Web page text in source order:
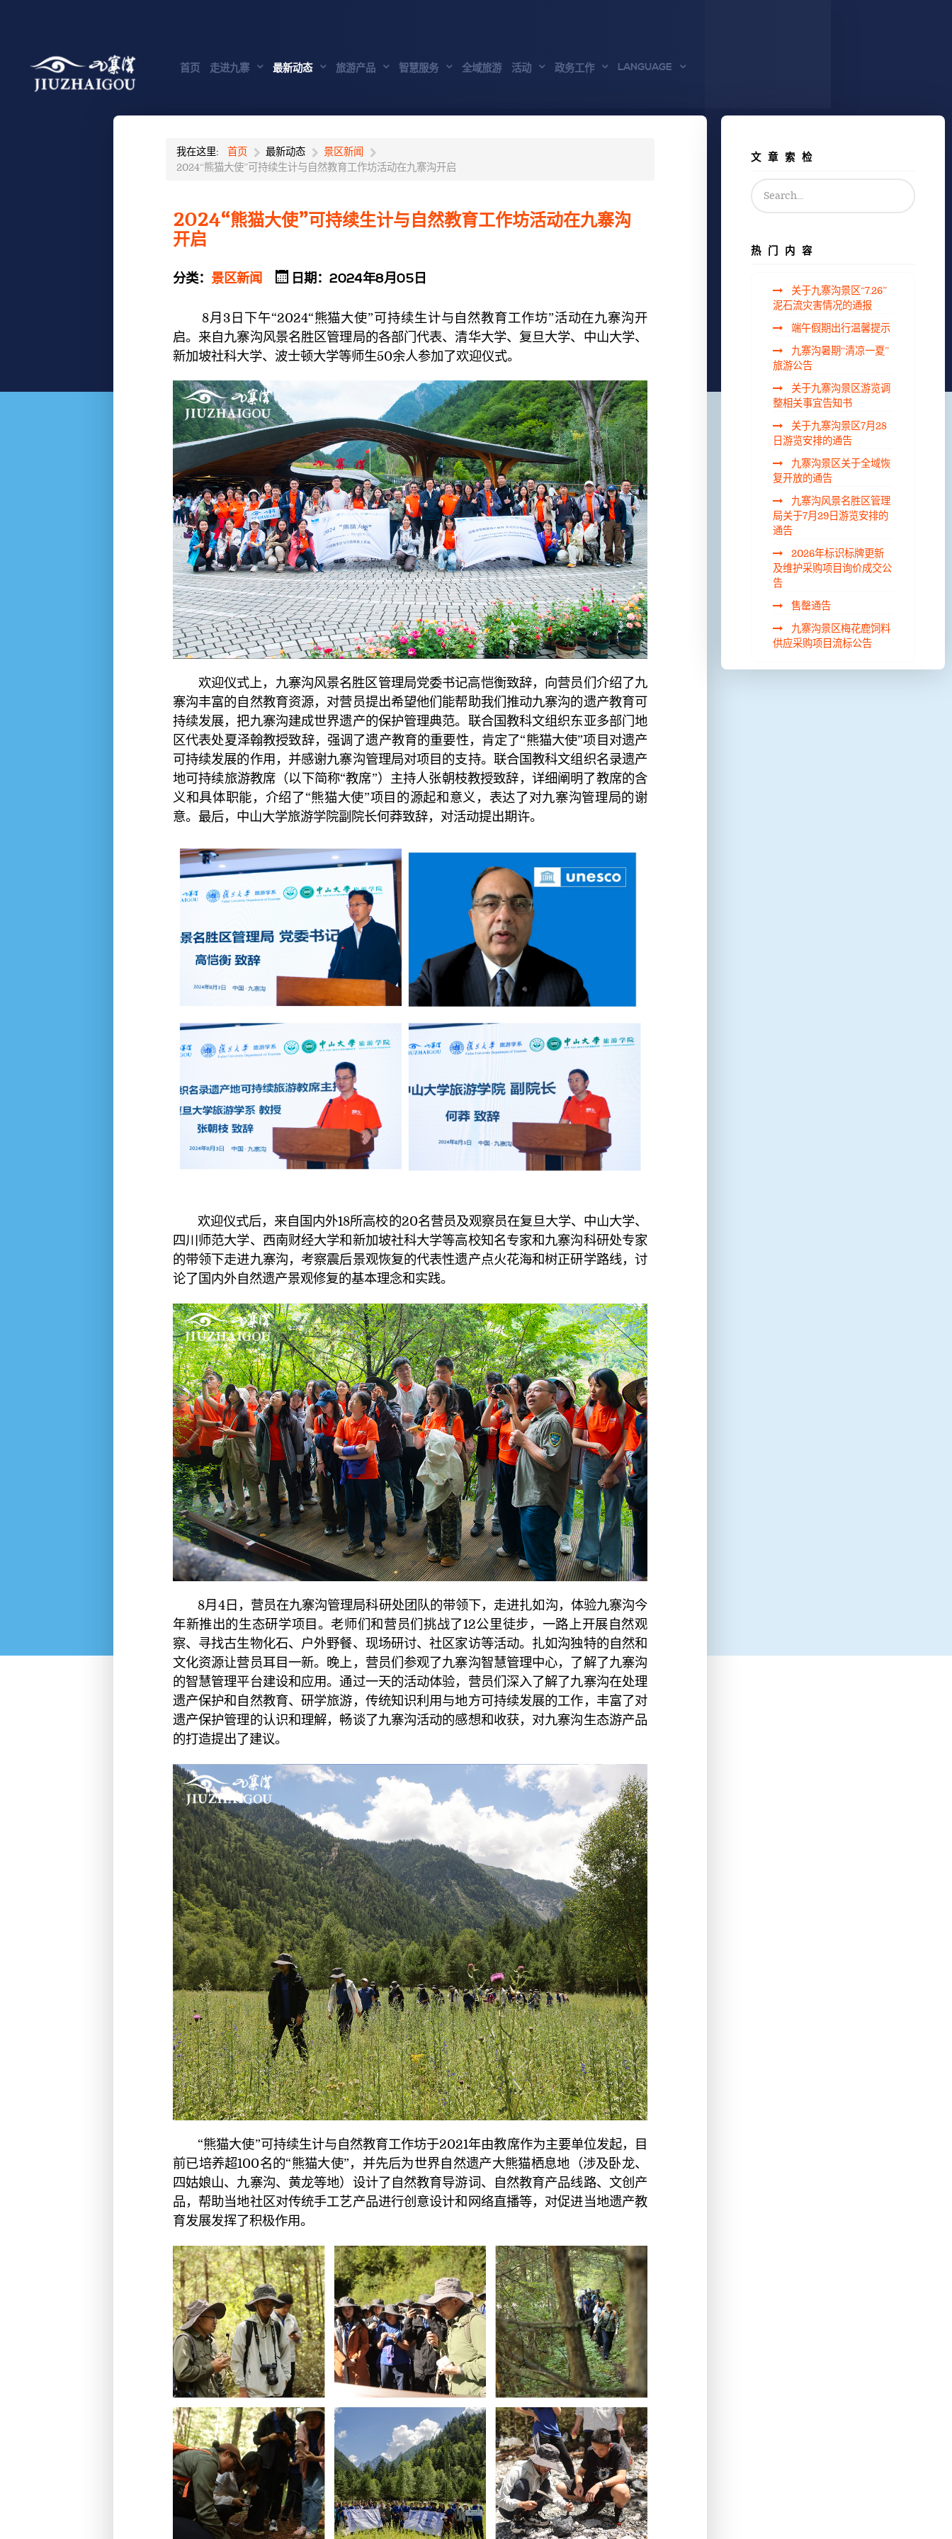
首页 走进九寨 最新动态 旅游产品 智慧服务 全域旅游 活动 政务工作 LANGUAGE
我在这里: 首页 最新动态
景区新闻
2024“熊猫大使”可持续生计与自然教育工作坊活动在九寨沟开启
2024“熊猫大使”可持续生计与自然教育工作坊活动在九寨沟
开启
分类： 景区新闻 日期：2024年8月05日
8月3日下午“2024“熊猫大使”可持续生计与自然教育工作坊”活动在九寨沟开
启。来自九寨沟风景名胜区管理局的各部门代表、清华大学、复旦大学、中山大学、
新加坡社科大学、波士顿大学等师生50余人参加了欢迎仪式。
欢迎仪式上，九寨沟风景名胜区管理局党委书记高恺衡致辞，向营员们介绍了九
寨沟丰富的自然教育资源，对营员提出希望他们能帮助我们推动九寨沟的遗产教育可
持续发展，把九寨沟建成世界遗产的保护管理典范。联合国教科文组织东亚多部门地
区代表处夏泽翰教授致辞，强调了遗产教育的重要性，肯定了“熊猫大使”项目对遗产
可持续发展的作用，并感谢九寨沟管理局对项目的支持。联合国教科文组织名录遗产
地可持续旅游教席（以下简称“教席”）主持人张朝枝教授致辞，详细阐明了教席的含
义和具体职能，介绍了“熊猫大使”项目的源起和意义，表达了对九寨沟管理局的谢
意。最后，中山大学旅游学院副院长何莽致辞，对活动提出期许。
欢迎仪式后，来自国内外18所高校的20名营员及观察员在复旦大学、中山大学、
四川师范大学、西南财经大学和新加坡社科大学等高校知名专家和九寨沟科研处专家
的带领下走进九寨沟，考察震后景观恢复的代表性遗产点火花海和树正研学路线，讨
论了国内外自然遗产景观修复的基本理念和实践。
8月4日，营员在九寨沟管理局科研处团队的带领下，走进扎如沟，体验九寨沟今
年新推出的生态研学项目。老师们和营员们挑战了12公里徒步，一路上开展自然观
察、寻找古生物化石、户外野餐、现场研讨、社区家访等活动。扎如沟独特的自然和
文化资源让营员耳目一新。晚上，营员们参观了九寨沟智慧管理中心，了解了九寨沟
的智慧管理平台建设和应用。通过一天的活动体验，营员们深入了解了九寨沟在处理
遗产保护和自然教育、研学旅游，传统知识利用与地方可持续发展的工作，丰富了对
遗产保护管理的认识和理解，畅谈了九寨沟活动的感想和收获，对九寨沟生态游产品
的打造提出了建议。
“熊猫大使”可持续生计与自然教育工作坊于2021年由教席作为主要单位发起，目
前已培养超100名的“熊猫大使”，并先后为世界自然遗产大熊猫栖息地（涉及卧龙、
四姑娘山、九寨沟、黄龙等地）设计了自然教育导游词、自然教育产品线路、文创产
品，帮助当地社区对传统手工艺产品进行创意设计和网络直播等，对促进当地遗产教
育发展发挥了积极作用。
文章索检
热门内容
关于九寨沟景区“7.26”
泥石流灾害情况的通报
端午假期出行温馨提示
九寨沟暑期“清凉一夏”
旅游公告
关于九寨沟景区游览调
整相关事宜告知书
关于九寨沟景区7月28
日游览安排的通告
九寨沟景区关于全域恢
复开放的通告
九寨沟风景名胜区管理
局关于7月29日游览安排的
通告
2026年标识标牌更新
及维护采购项目询价成交公
告
售罄通告
九寨沟景区梅花鹿饲料
供应采购项目流标公告